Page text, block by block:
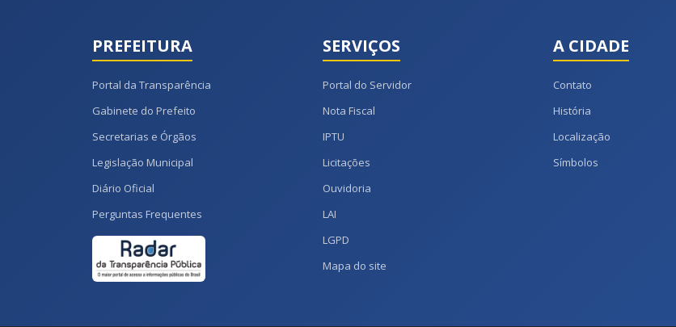
PREFEITURA
Portal da Transparência
Gabinete do Prefeito
Secretarias e Órgãos
Legislação Municipal
Diário Oficial
Perguntas Frequentes
SERVIÇOS
Portal do Servidor
Nota Fiscal
IPTU
Licitações
Ouvidoria
LAI
LGPD
Mapa do site
A CIDADE
Contato
História
Localização
Símbolos